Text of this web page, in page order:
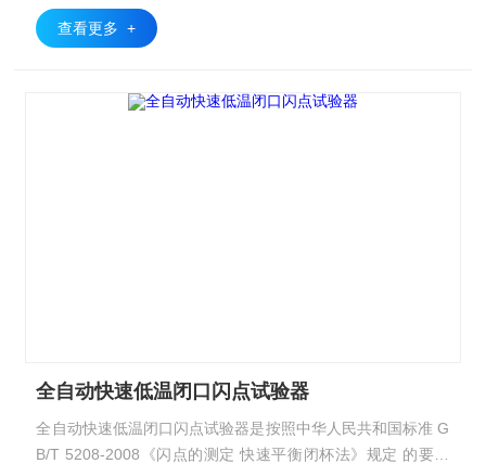
查看更多 +
全自动快速低温闭口闪点试验器
全自动快速低温闭口闪点试验器是按照中华人民共和国标准 G
B/T 5208-2008《闪点的测定 快速平衡闭杯法》规定 的要求